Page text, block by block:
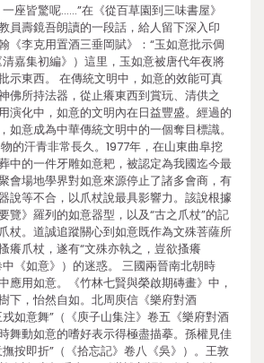
座皆驚呢……”在《從百草園到三味書屋》
員壽鏡吾朗讀的一段話，給人留下深入印
《李克用置酒三垂岡賦》：“玉如意批示倜
嘉集初編》）這里，玉如意被唐代年夜將
示東西。 在傳統文明中，如意的效能可真
佛所持法器，從止癢東西到賞玩、清供之
演化中，如意的文明內在日益豐盛。經過的
如意成為中華傳統文明中的一個奪目標識。
的汗青非常長久。1977年，在山東曲阜挖
中的一件牙雕如意耙，被認定為我國迄今最
會場地學界對如意來源停止了諸多會商，有
說等不合，以爪杖說最具影響力。該說根據
覽》羅列的如意器型，以及“古之爪杖”的記
杖。道誠追蹤關心到如意既作為文殊菩薩所
癢爪杖，遂有“文殊亦執之，豈欲搔癢
《如意》）的迷惑。 三國兩晉南北朝時
應用如意。《竹林七賢與榮啟期磚畫》中，
下，怡然自如。北周庾信《樂府對酒
如意舞”（《庾子山集注》卷五《樂府對酒
舞動如意的嗜好表示得極盡描摹。孫權見佳
按即折”（《拾忘記》卷八《吳》）。王敦